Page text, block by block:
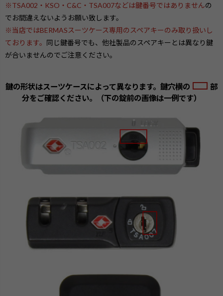
※TSA002・KSO・C&C・TSA007などは鍵番号ではありませんの
でお間違えないようお願い致します。
※当店ではBERMASスーツケース専用のスペアキーのみ取り扱いし
ております。 同じ鍵番号でも、他社製品のスペアキーとは異なり鍵
が合いませんのでご注意ください。
鍵の形状はスーツケースによって異なります。鍵穴横の
部
分をご確認ください。（下の錠前の画像は一例です）